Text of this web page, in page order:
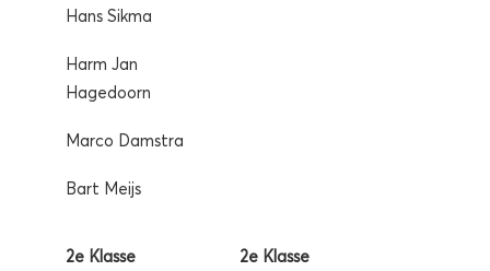
Hans Sikma
Harm Jan
Hagedoorn
Marco Damstra
Bart Meijs
2e Klasse 2e Klasse